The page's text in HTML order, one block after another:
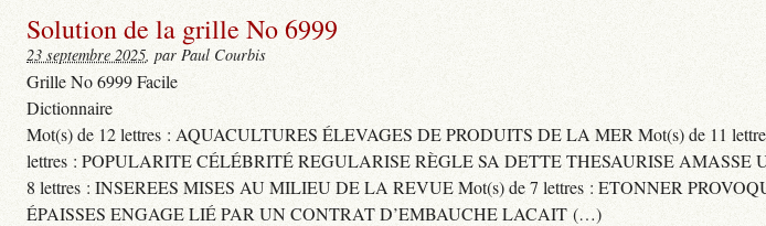
Solution de la grille No 6999
23 septembre 2025, par Paul Courbis
Grille No 6999 Facile
Dictionnaire
Mot(s) de 12 lettres : AQUACULTURES ÉLEVAGES DE PRODUITS DE LA MER Mot(s) de 11
lettres : POPULARITE CÉLÉBRITÉ REGULARISE RÈGLE SA DETTE THESAURISE
8 lettres : INSEREES MISES AU MILIEU DE LA REVUE Mot(s) de 7 lettres : ETONNER
ÉPAISSES ENGAGE LIÉ PAR UN CONTRAT D’EMBAUCHE LACAIT (…)